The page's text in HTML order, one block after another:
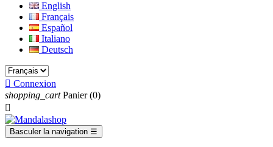
English
Français
Español
Italiano
Deutsch
 Connexion
shopping_cart Panier (0)

Basculer la navigation ☰